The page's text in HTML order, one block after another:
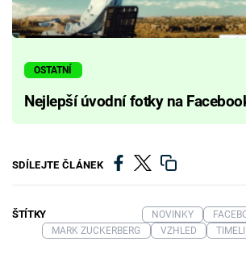
OSTATNÍ
Nejlepší úvodní fotky na
SDÍLEJTE ČLÁNEK
ŠTÍTKY NOVINKY
MARK ZUCKERBERG
VZHLED